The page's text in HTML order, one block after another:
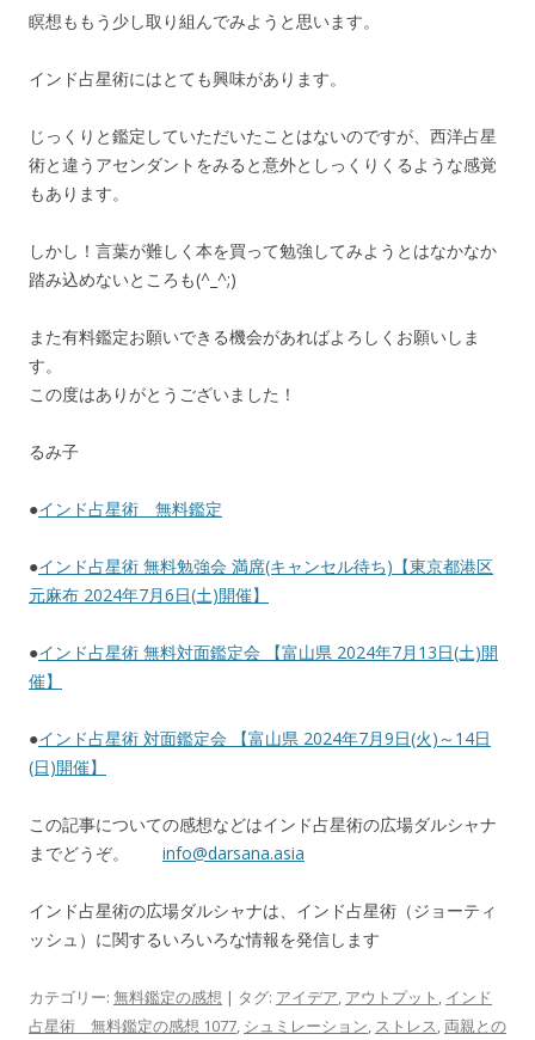
瞑想ももう少し取り組んでみようと思います。
インド占星術にはとても興味があります。
じっくりと鑑定していただいたことはないのですが、西洋占星
術と違うアセンダントをみると意外としっくりくるような感覚
もあります。
しかし！言葉が難しく本を買って勉強してみようとはなかなか
踏み込めないところも(^_^;)
また有料鑑定お願いできる機会があればよろしくお願いしま
す。
この度はありがとうございました！
るみ子
●インド占星術 無料鑑定
●インド占星術 無料勉強会 満席(キャンセル待ち)【東京都港区
元麻布 2024年7月6日(土)開催】
●インド占星術 無料対面鑑定会 【富山県 2024年7月13日(土)開
催】
●インド占星術 対面鑑定会 【富山県 2024年7月9日(火)～14日
(日)開催】
この記事についての感想などはインド占星術の広場ダルシャナ
までどうぞ。 info@darsana.asia
インド占星術の広場ダルシャナは、インド占星術（ジョーティ
ッシュ）に関するいろいろな情報を発信します
カテゴリー: 無料鑑定の感想 | タグ: アイデア, アウトプット , インド
占星術 無料鑑定の感想 1077, シュミレーション, ストレス, 両親との